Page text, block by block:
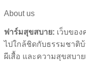
About us
ฟาร์มสุขสบาย: เว็บขอ
ไปใกล้ชิดกับธรรมชาติ
ผีเสื้อ และความสุขสบา